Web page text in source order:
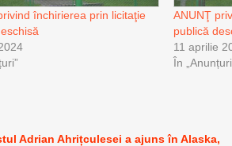
închirierea prin licitaţie
ANUNŢ
publică
11 aprilie
În
Adrian Ahrițculesei a ajuns în Alaska,